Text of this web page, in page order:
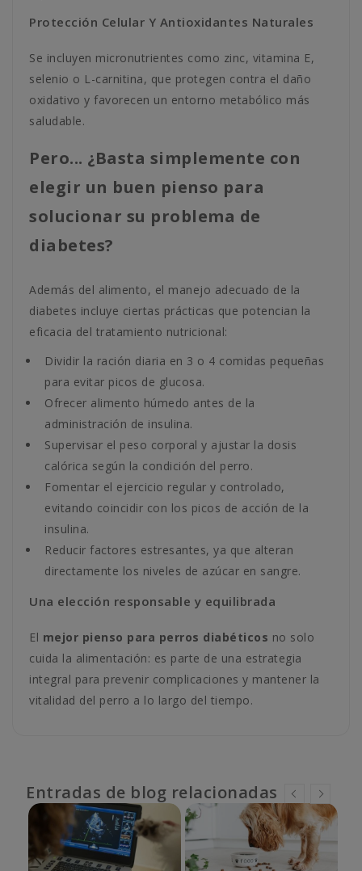
Protección Celular Y Antioxidantes Naturales
Se incluyen micronutrientes como zinc, vitamina E,
selenio o L-carnitina, que protegen contra el daño
oxidativo y favorecen un entorno metabólico más
saludable.
Pero... ¿Basta simplemente con
elegir un buen pienso para
solucionar su problema de
diabetes?
Además del alimento, el manejo adecuado de la
diabetes incluye ciertas prácticas que potencian la
eficacia del tratamiento nutricional:
Dividir la ración diaria en 3 o 4 comidas pequeñas
para evitar picos de glucosa.
Ofrecer alimento húmedo antes de la
administración de insulina.
Supervisar el peso corporal y ajustar la dosis
calórica según la condición del perro.
Fomentar el ejercicio regular y controlado,
evitando coincidir con los picos de acción de la
insulina.
Reducir factores estresantes, ya que alteran
directamente los niveles de azúcar en sangre.
Una elección responsable y equilibrada
El mejor pienso para perros diabéticos no solo
cuida la alimentación: es parte de una estrategia
integral para prevenir complicaciones y mantener la
vitalidad del perro a lo largo del tiempo.
Entradas de blog relacionadas